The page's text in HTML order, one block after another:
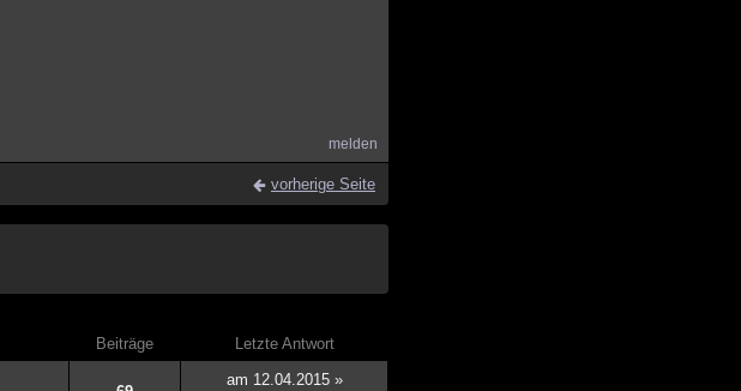
melden
vorherige Seite
Beiträge
Letzte Antwort
am 12.04.2015 »